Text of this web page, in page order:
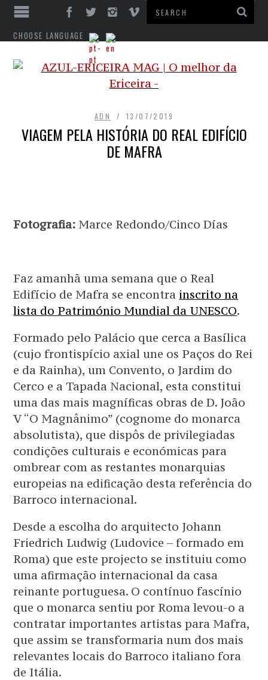
CHOOSE LANGUAGE
ADN 13/07/2019
VIAGEM PELA HISTÓRIA DO REAL EDIFÍCIO
DE MAFRA
Fotografia: Marce Redondo/Cinco Días
Faz amanhã uma semana que o Real
Edifício de Mafra se encontra inscrito na
lista do Património Mundial da UNESCO.
Formado pelo Palácio que cerca a Basílica
(cujo frontispício axial une os Paços do Rei
e da Rainha), um Convento, o Jardim do
Cerco e a Tapada Nacional, esta constitui
uma das mais magníficas obras de D. João
V “O Magnânimo” (cognome do monarca
absolutista), que dispôs de privilegiadas
condições culturais e económicas para
ombrear com as restantes monarquias
europeias na edificação desta referência do
Barroco internacional.
Desde a escolha do arquitecto Johann
Friedrich Ludwig (Ludovice – formado em
Roma) que este projecto se instituiu como
uma afirmação internacional da casa
reinante portuguesa. O contínuo fascínio
que o monarca sentiu por Roma levou-o a
contratar importantes artistas para Mafra,
que assim se transformaria num dos mais
relevantes locais do Barroco italiano fora
de Itália.